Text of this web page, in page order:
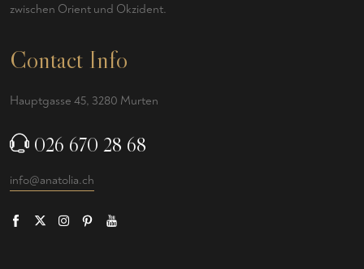
zwischen Orient und Okzident.
Contact Info
Hauptgasse 45, 3280 Murten
026 670 28 68
info@anatolia.ch